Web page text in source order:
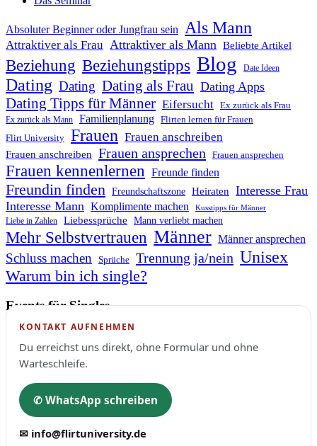
Absoluter Beginner oder Jungfrau sein Als Mann
Attraktiver als Frau Attraktiver als Mann Beliebte Artikel
Beziehung Beziehungstipps Blog Date Ideen
Dating Dating Dating als Frau Dating Apps
Dating Tipps für Männer Eifersucht Ex zurück als Frau
Ex zurück als Mann Familienplanung Flirten lernen für Frauen
Flirt University Frauen Frauen anschreiben
Frauen anschreiben Frauen ansprechen Frauen ansprechen
Frauen kennenlernen Freunde finden
Freundin finden Freundschaftszone Heiraten
Interesse Frau
Interesse Mann Komplimente machen Kusstipps für Männer
Liebe in Zahlen Liebessprüche Mann verliebt machen
Mehr Selbstvertrauen Männer Männer ansprechen
Schluss machen Sprüche Trennung ja/nein Unisex
Warum bin ich single?
Events für Singles
KONTAKT AUFNEHMEN
Du erreichst uns direkt, ohne Formular und ohne
Warteschleife.
✆ WhatsApp schreiben
✉ info@flirtuniversity.de